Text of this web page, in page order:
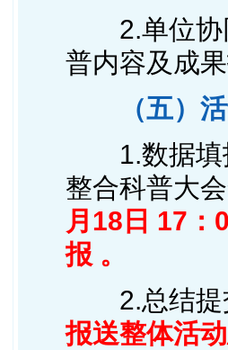
2.单位协同
普内容及成果
（五）
1.数据填报
整合科普大
月18日 17：
报 。
2.总结提
报送整体活动